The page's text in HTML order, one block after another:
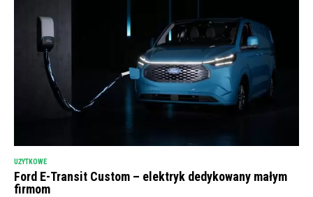
UŻYTKOWE
Ford E-Transit Custom – elektryk dedykowany małym
firmom